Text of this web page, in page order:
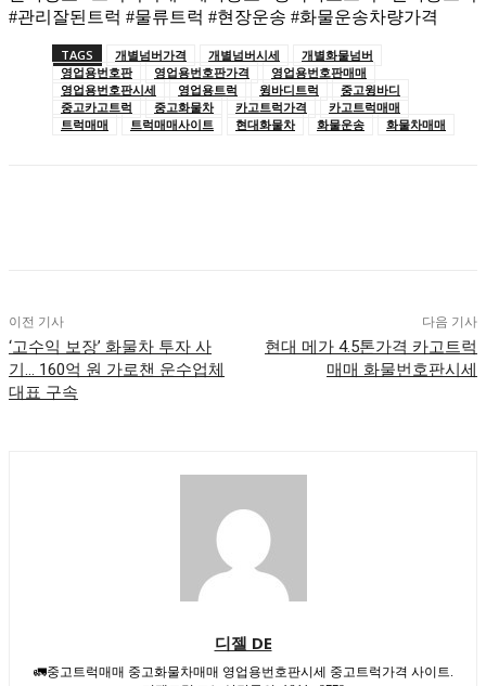
#관리잘된트럭 #물류트럭 #현장운송 #화물운송차량가격
TAGS 개별넘버가격 개별넘버시세
개별화물넘버
영업용번호판
영업용번호판가격
영업용번호판매매
영업용번호판시세
영업용트럭 윙바디트럭
중고윙바디
중고카고트럭
중고화물차 카고트럭가격
카고트럭매매
트럭매매
트럭매매사이트 현대화물차 화물운송 화물차매매
이전 기사
‘고수익 보장’ 화물차 투자 사
기… 160억 원 가로챈 운수업체
대표 구속
다음 기사
현대 메가 4.5톤가격 카고트럭
매매 화물번호판시세
디젤 DE
🚛중고트럭매매 중고화물차매매 영업용번호판시세 중고트럭가격 사이트.